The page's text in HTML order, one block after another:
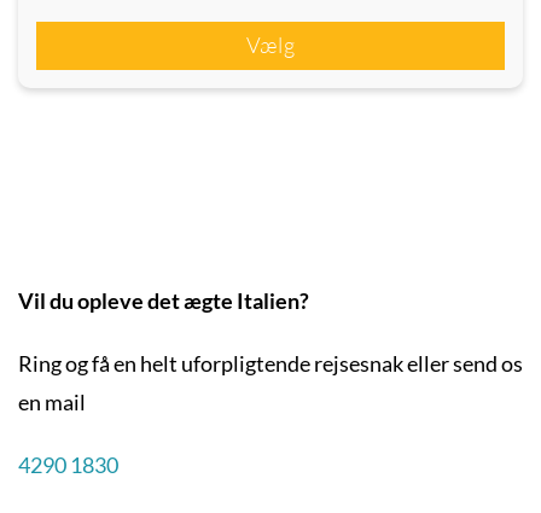
Vælg
Vil du opleve det ægte Italien?
Ring og få en helt uforpligtende rejsesnak eller send os
en mail
4290 1830